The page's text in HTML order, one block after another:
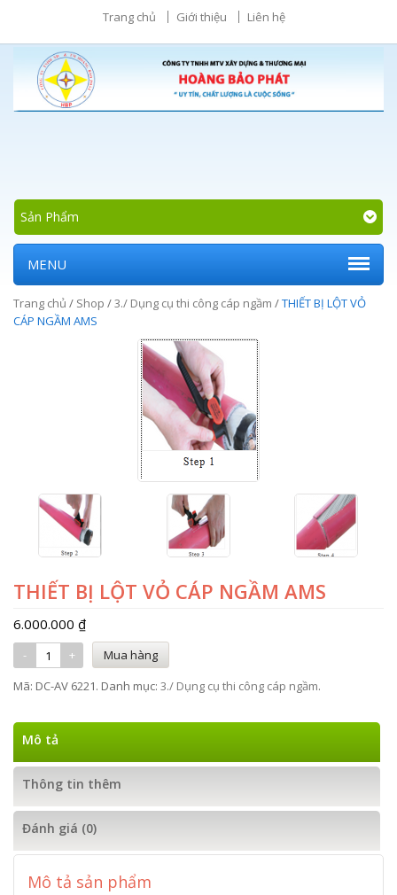
Trang chủ Giới thiệu Liên hệ
Sản Phẩm
MENU
Trang chủ / Shop /3./ Dụng cụ thi công cáp ngầm /THIẾT BỊ LỘT VỎ
CÁP NGẦM AMS
THIẾT BỊ LỘT VỎ CÁP NGẦM AMS
6.000.000 ₫
Mua hàng
Mã: DC-AV 6221. Danh mục: 3./ Dụng cụ thi công cáp ngầm.
Mô tả
Thông tin thêm
Đánh giá (0)
Mô tả sản phẩm